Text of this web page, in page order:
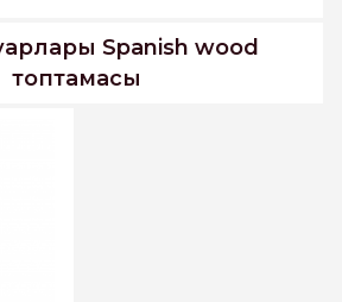
Spanish wood
топтамасы